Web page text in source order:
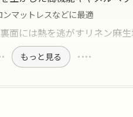
マットレスなどに最適
面には熱を逃がすリネン麻
もっと見る